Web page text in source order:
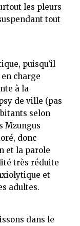
les pleurs
tout
puisqu’il
charge
à la
de ville (pas
selon
Mzungus
donc
et la parole
très réduite
et
adultes.
dans le